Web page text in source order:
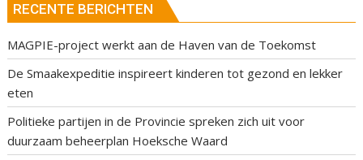
RECENTE BERICHTEN
MAGPIE-project werkt aan de Haven van de Toekomst
De Smaakexpeditie inspireert kinderen tot gezond en lekker
eten
Politieke partijen in de Provincie spreken zich uit voor
duurzaam beheerplan Hoeksche Waard